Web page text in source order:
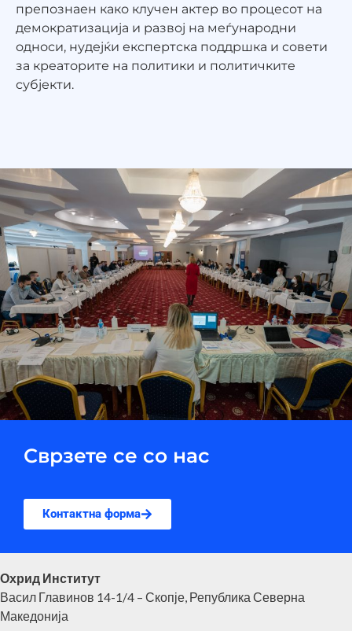
препознаен како клучен актер во процесот на
демократизација и развој на меѓународни
односи, нудејќи експертска поддршка и совети
за креаторите на политики и политичките
субјекти.
Сврзете се со нас
Контактна форма
Охрид Институт
Васил Главинов 14-1/4 – Скопје, Република Северна
Македонија